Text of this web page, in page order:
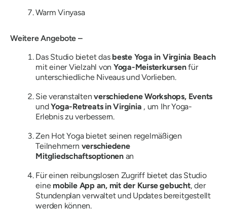
Warm Vinyasa
Weitere Angebote –
Das Studio bietet das beste Yoga in Virginia Beach
mit einer Vielzahl von Yoga-Meisterkursenfür
unterschiedliche Niveaus und Vorlieben.
Sie veranstaltenverschiedene Workshops, Events
undYoga-Retreats in Virginia , um Ihr Yoga-
Erlebnis zu verbessern.
Zen Hot Yoga bietet seinen regelmäßigen
Teilnehmern verschiedene
Mitgliedschaftsoptionen an
Für einen reibungslosen Zugriff bietet das Studio
eine mobile App an, mit der Kurse gebucht, der
Stundenplan verwaltet und Updates bereitgestellt
werden können.